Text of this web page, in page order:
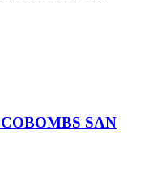
SAN